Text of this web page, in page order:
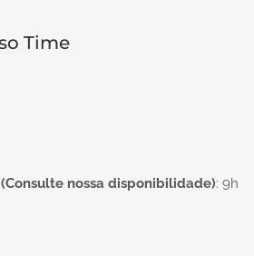
Time
nossa disponibilidade): 9h